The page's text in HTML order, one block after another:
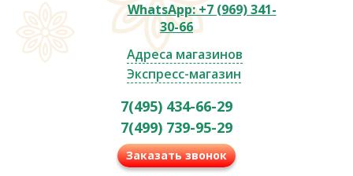
WhatsApp: +7 (969) 341-
30-66
Адреса магазинов
Экспресс-магазин
7(495) 434-66-29
7(499) 739-95-29
Заказать звонок